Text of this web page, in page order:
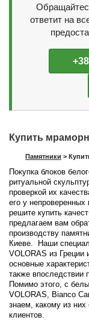
ответит на
Купить
Памятники >
Покупка блоков
ритуальной
проверкой их
его у
решите купить
предлагаем вам
производству
Киеве. Наши
VOLORAS из Греции
основные
также впоследствии
Помимо этого, с
VOLORAS, Bianco
знаем, какому из
клиентов.